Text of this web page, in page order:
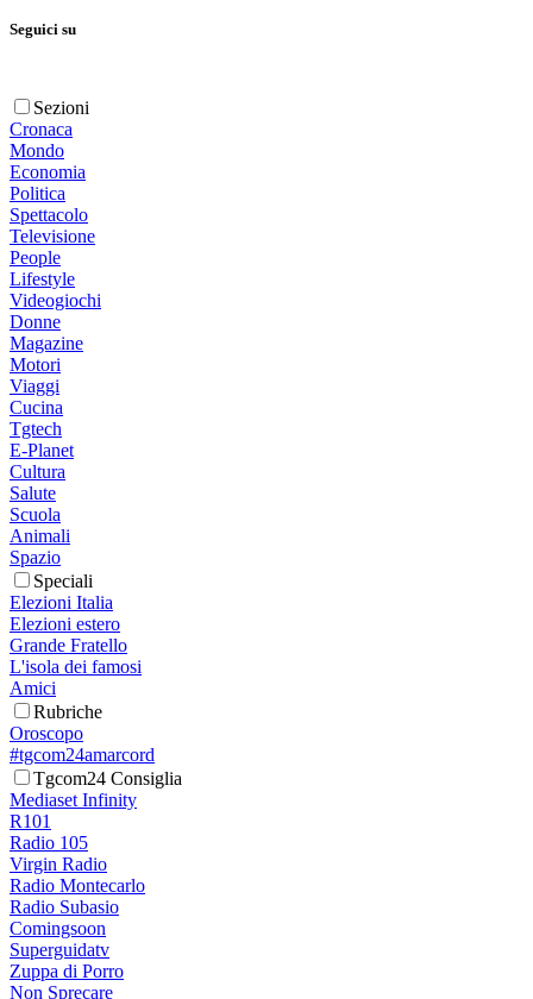
Seguici su
Sezioni
Cronaca
Mondo
Economia
Politica
Spettacolo
Televisione
People
Lifestyle
Videogiochi
Donne
Magazine
Motori
Viaggi
Cucina
Tgtech
E-Planet
Cultura
Salute
Scuola
Animali
Spazio
Speciali
Elezioni Italia
Elezioni estero
Grande Fratello
L'isola dei famosi
Amici
Rubriche
Oroscopo
#tgcom24amarcord
Tgcom24 Consiglia
Mediaset Infinity
R101
Radio 105
Virgin Radio
Radio Montecarlo
Radio Subasio
Comingsoon
Superguidatv
Zuppa di Porro
Non Sprecare